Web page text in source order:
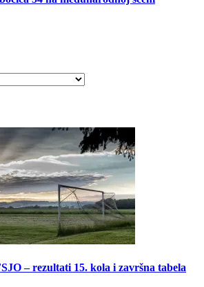
– rezultati 15. kola i završna tabela